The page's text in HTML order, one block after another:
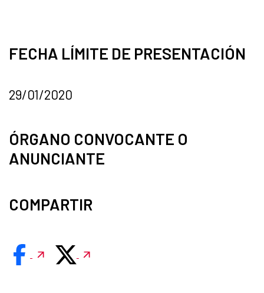
FECHA LÍMITE DE PRESENTACIÓN
29/01/2020
ÓRGANO CONVOCANTE O
ANUNCIANTE
COMPARTIR